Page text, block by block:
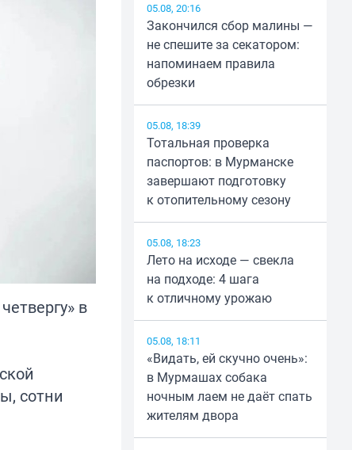
в
сотни
05.08, 20:16
Закончился сбор малины —
не спешите за секатором:
напоминаем правила
обрезки
05.08, 18:39
Тотальная проверка
паспортов: в Мурманске
завершают подготовку
к отопительному сезону
05.08, 18:23
Лето на исходе — свекла
на подходе: 4 шага
к отличному урожаю
05.08, 18:11
«Видать, ей скучно очень»:
в Мурмашах собака
ночным лаем не даёт спать
жителям двора